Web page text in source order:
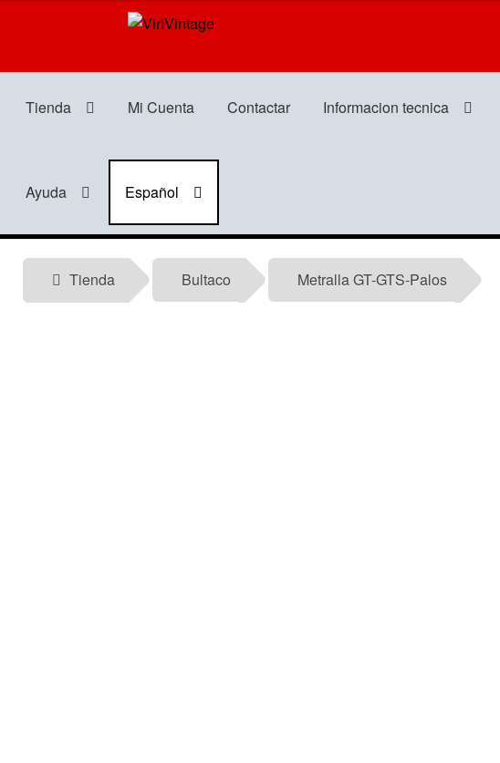
Ir
la
Ir
contenido
Tienda Mi Cuenta Contactar Informacion tecnica
Ayuda Español
Tienda Bultaco Metralla GT-GTS-Palos